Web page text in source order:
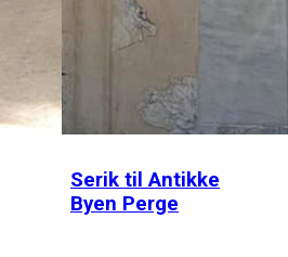
Serik til Antikke
Byen Perge